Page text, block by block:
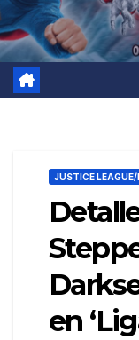
JUSTICE
en